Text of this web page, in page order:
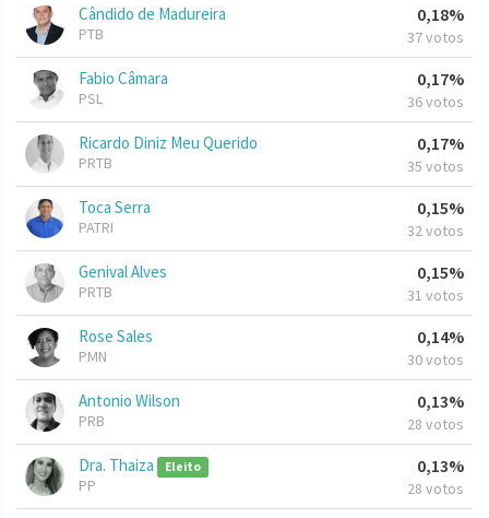
Cândido de Madureira
PTB
0,18%
37 votos
Fabio Câmara
PSL
0,17%
36 votos
Ricardo Diniz Meu Querido
PRTB
0,17%
35 votos
Toca Serra
PATRI
0,15%
32 votos
Genival Alves
PRTB
0,15%
31 votos
Rose Sales
PMN
0,14%
30 votos
Antonio Wilson
PRB
0,13%
28 votos
Dra. Thaiza Eleito
PP
0,13%
28 votos